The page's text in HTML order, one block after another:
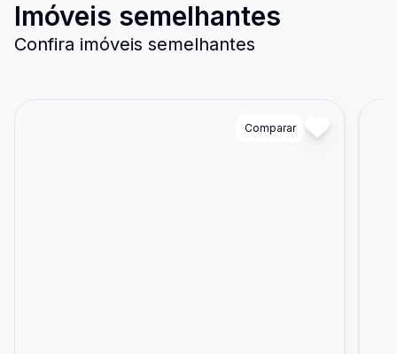
Imóveis semelhantes
Confira imóveis semelhantes
Comparar